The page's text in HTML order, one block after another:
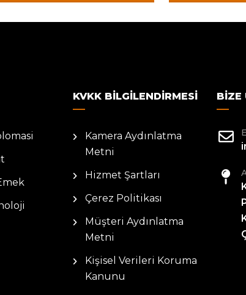
KVKK BILGILENDIRMESI
Kamera Aydınlatma
Metni
Hizmet Şartları
Çerez Politikası
Müşteri Aydınlatma
Metni
Kişisel Verileri Koruma
Kanunu
BIZE